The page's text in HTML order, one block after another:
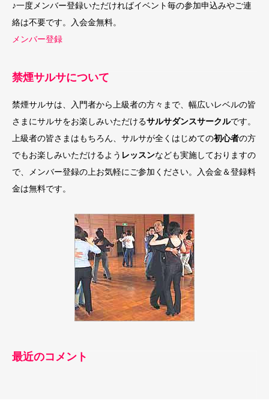
♪一度メンバー登録いただければイベント毎の参加申込みやご連
絡は不要です。入会金無料。
メンバー登録
禁煙サルサについて
禁煙サルサは、入門者から上級者の方々まで、幅広いレベルの皆
さまにサルサをお楽しみいただけるサルサダンスサークルです。
上級者の皆さまはもちろん、サルサが全くはじめての初心者の方
でもお楽しみいただけるよう レッスンなども実施しておりますの
で、メンバー登録の上お気軽にご参加ください。入会金＆登録料
金は無料です。
最近のコメント